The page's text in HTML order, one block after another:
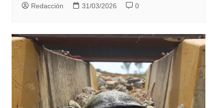
Redacción 31/03/2026 0